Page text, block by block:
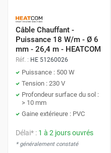
Câble Chauffant -
Puissance 18 W/m - Ø 6
mm - 26,4 m - HEATCOM
Réf. : HE 51260026
Puissance : 500 W
Tension : 230 V
Profondeur surface du sol :
> 10 mm
Gaine extérieure : PVC
Délai* : 1 à 2 jours ouvrés
* généralement constaté